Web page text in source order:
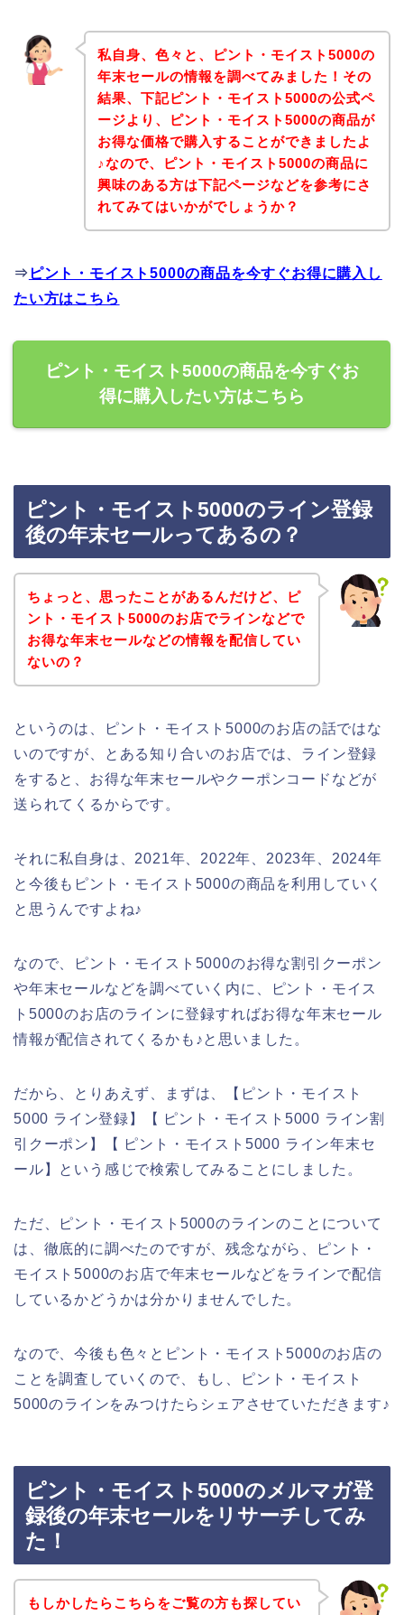
私自身、色々と、ピント・モイスト5000の
年末セールの情報を調べてみました！その
結果、下記ピント・モイスト5000の公式ペ
ージより、ピント・モイスト5000の商品が
お得な価格で購入することができましたよ
♪なので、ピント・モイスト5000の商品に
興味のある方は下記ページなどを参考にさ
れてみてはいかがでしょうか？
⇒ ピント・モイスト5000の商品を今すぐお得に購入し
たい方はこちら
ピント・モイスト5000の商品を今すぐお
得に購入したい方はこちら
ピント・モイスト5000のライン登録
後の年末セールってあるの？
ちょっと、思ったことがあるんだけど、ピ
ント・モイスト5000のお店でラインなどで
お得な年末セールなどの情報を配信してい
ないの？
というのは、ピント・モイスト5000のお店の話ではな
いのですが、とある知り合いのお店では、ライン登録
をすると、お得な年末セールやクーポンコードなどが
送られてくるからです。
それに私自身は、2021年、2022年、2023年、2024年
と今後もピント・モイスト5000の商品を利用していく
と思うんですよね♪
なので、ピント・モイスト5000のお得な割引クーポン
や年末セールなどを調べていく内に、ピント・モイス
ト5000のお店のラインに登録すればお得な年末セール
情報が配信されてくるかも♪と思いました。
だから、とりあえず、まずは、【ピント・モイスト
5000 ライン登録】【 ピント・モイスト5000 ライン割
引クーポン】【 ピント・モイスト5000 ライン年末セ
ール】という感じで検索してみることにしました。
ただ、ピント・モイスト5000のラインのことについて
は、徹底的に調べたのですが、残念ながら、ピント・
モイスト5000のお店で年末セールなどをラインで配信
しているかどうかは分かりませんでした。
なので、今後も色々とピント・モイスト5000のお店の
ことを調査していくので、もし、ピント・モイスト
5000のラインをみつけたらシェアさせていただきます♪
ピント・モイスト5000のメルマガ登
録後の年末セールをリサーチしてみ
た！
もしかしたらこちらをご覧の方も探してい